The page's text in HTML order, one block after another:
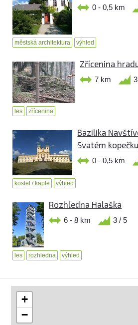
0 - 0,5 km
městská architektura výhled
Zřícenina
7 km
les zřícenina
Bazilika
Svatém kopečku
0 - 0,5 km
kostel / kaple výhled
Rozhledna Halaška
6 - 8 km 3 / 5
les rozhledna výhled
+
−